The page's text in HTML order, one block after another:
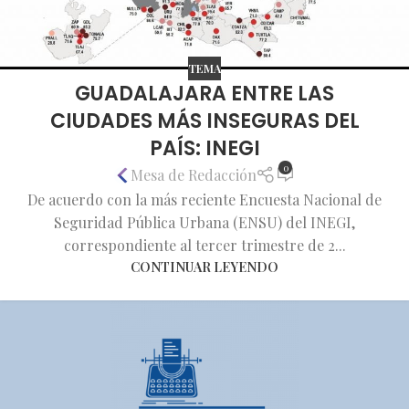
TEMA
GUADALAJARA ENTRE LAS
CIUDADES MÁS INSEGURAS DEL
PAÍS: INEGI
Mesa de Redacción 0
De acuerdo con la más reciente Encuesta Nacional de
Seguridad Pública Urbana (ENSU) del INEGI,
correspondiente al tercer trimestre de 2...
CONTINUAR LEYENDO